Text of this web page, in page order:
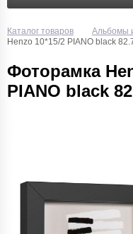
Каталог товаров Альбомы
Henzo 10*15/2 PIANO black
Фоторамка
PIANO black